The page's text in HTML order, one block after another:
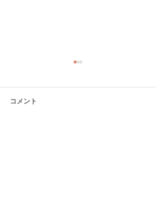
コメント